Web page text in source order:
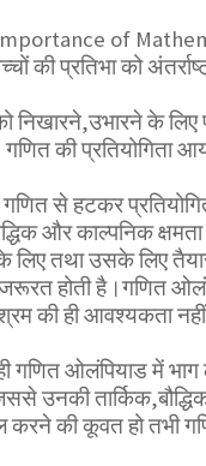
of
की प्रतिभा को
निखारने,उभारने के
की प्रतियोगिता
से हटकर
और काल्पनिक
तथा उसके लिए
होती है।गणित
की ही आवश्यकता
गणित ओलंपियाड में भाग
उनकी
करने की कूवत हो तभी